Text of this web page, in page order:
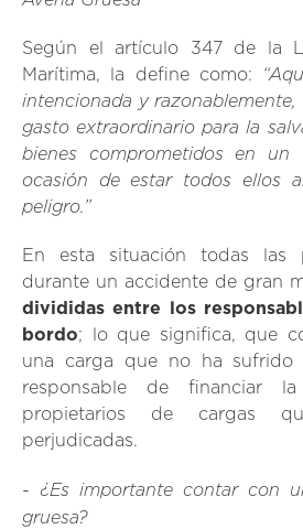
Según el artículo 347 de la
Marítima, la define como:
intencionada y
gasto extraordinario para la
bienes comprometidos en un
ocasión de estar todos ellos
peligro.”
En esta situación todas las
durante un accidente de gran
divididas entre los
bordo; lo que significa, que
una carga que no ha sufrido
responsable de financiar
propietarios de cargas
perjudicadas.
- ¿Es importante contar con
gruesa?